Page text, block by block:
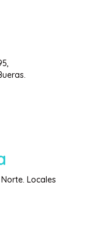
Locales